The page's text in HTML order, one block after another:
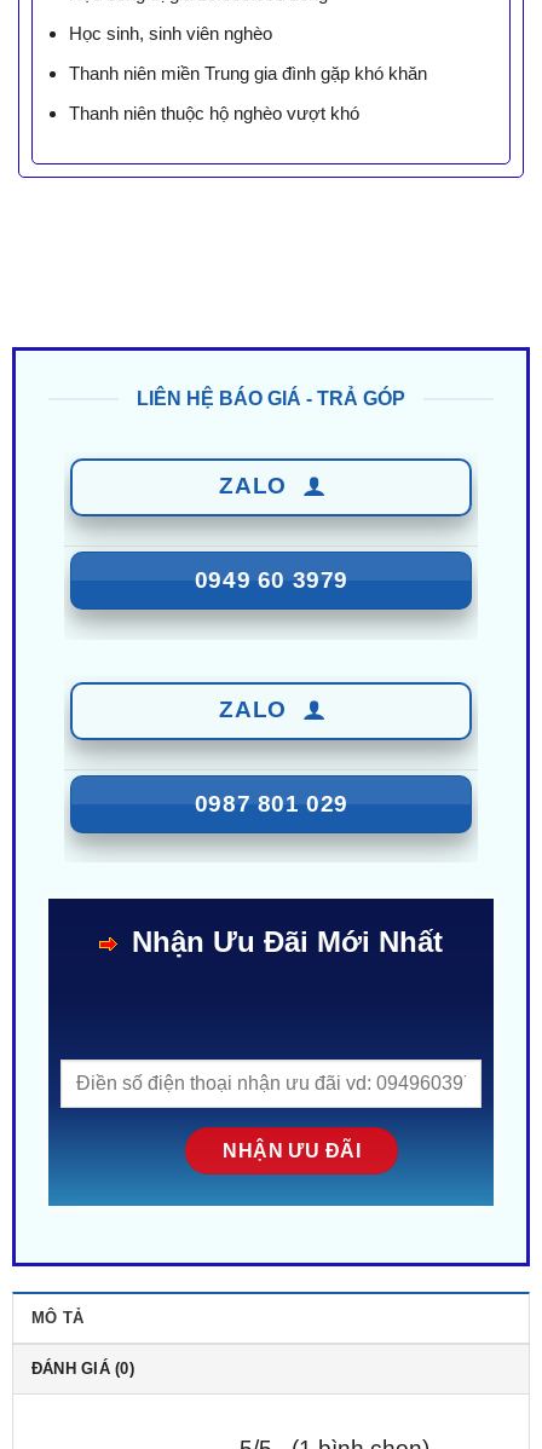
Học sinh, sinh viên nghèo
Thanh niên miền Trung gia đình gặp khó khăn
Thanh niên thuộc hộ nghèo vượt khó
LIÊN HỆ BÁO GIÁ - TRẢ GÓP
ZALO
0949 60 3979
ZALO
0987 801 029